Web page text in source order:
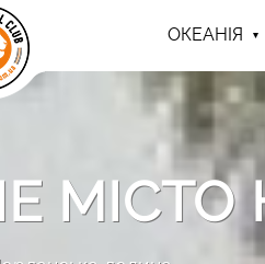
ОКЕАНІЯ
МІСТО